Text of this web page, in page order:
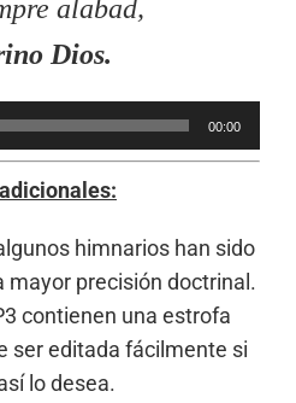
alabad,
Dios.
00:00
himnarios han sido
mayor precisión doctrinal.
contienen una estrofa
ser editada fácilmente si
lo desea.